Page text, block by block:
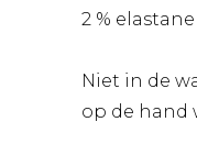
2 % elastane
Niet in de
op de hand